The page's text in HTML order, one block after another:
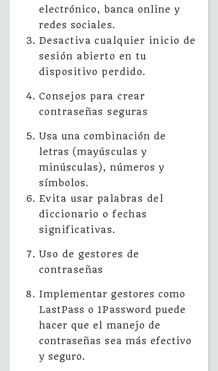
electrónico, banca online y
redes sociales.
Desactiva cualquier inicio de
sesión abierto en tu
dispositivo perdido.
Consejos para crear
contraseñas seguras
Usa una combinación de
letras (mayúsculas y
minúsculas), números y
símbolos.
Evita usar palabras del
diccionario o fechas
significativas.
Uso de gestores de
contraseñas
Implementar gestores como
LastPass o 1Password puede
hacer que el manejo de
contraseñas sea más efectivo
y seguro.